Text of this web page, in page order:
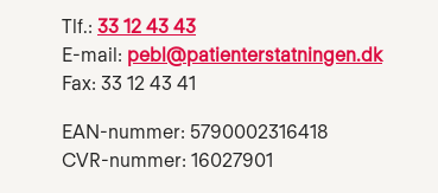
Tlf.: 33 12 43 43
E-mail: pebl@patienterstatningen.dk
Fax: 33 12 43 41
EAN-nummer: 5790002316418
CVR-nummer: 16027901